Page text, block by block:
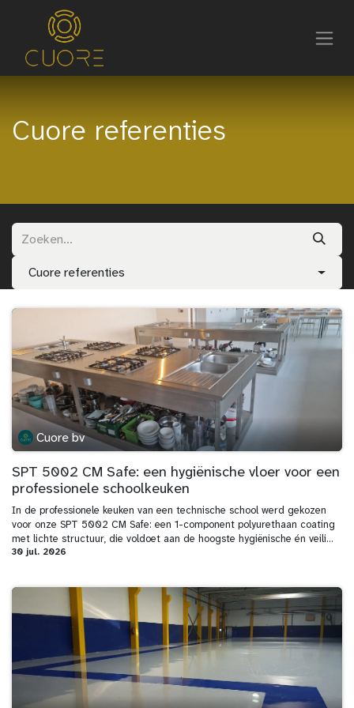
Cuore referenties
Cuore referenties
Cuore bv
SPT 5002 CM Safe: een hygiënische vloer voor een
professionele schoolkeuken
In de professionele keuken van een technische school werd gekozen
voor onze SPT 5002 CM Safe: een 1-component polyurethaan coating
met lichte structuur, die voldoet aan de hoogste hygiënische én veili...
30 jul. 2026